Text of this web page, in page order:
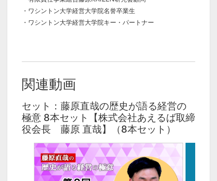
・ワシントン大学経営大学院名誉卒業生
・ワシントン大学経営大学院キー・パートナー
関連動画
セット：藤原直哉の歴史が語る経営の
極意 8本セット【株式会社あえるば取締
役会長 藤原 直哉】（8本セット）